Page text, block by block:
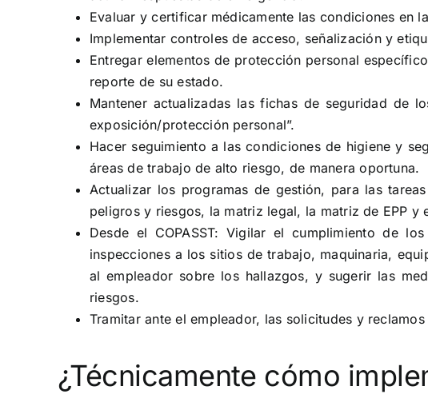
Evaluar y certificar médicamente las condiciones en
Implementar controles de acceso, señalización y
Entregar elementos de protección personal
reporte de su estado.
Mantener actualizadas las fichas de seguridad de
exposición/protección personal”.
Hacer seguimiento a las condiciones de higiene y
áreas de trabajo de alto riesgo, de manera oportuna.
Actualizar los programas de gestión, para las
peligros y riesgos, la matriz legal, la matriz de EPP
Desde el COPASST: Vigilar el cumplimiento de
inspecciones a los sitios de trabajo, maquinaria,
al empleador sobre los hallazgos, y sugerir las
riesgos.
Tramitar ante el empleador, las solicitudes y
¿Técnicamente cómo